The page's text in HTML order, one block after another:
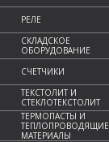
РЕЛЕ
СКЛАДСКОЕ
ОБОРУДОВАНИЕ
СЧЕТЧИКИ
ТЕКСТОЛИТ И
СТЕКЛОТЕКСТОЛИТ
ТЕРМОПАСТЫ И
ТЕПЛОПРОВОДЯЩИЕ
МАТЕРИАЛЫ